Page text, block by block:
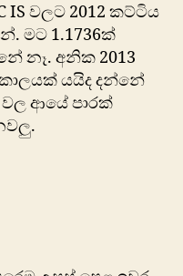
IS වලට 2012 කට්ටිය
මට 1.1736ක්
නෑ. අනික 2013
යයිද දන්නේ
වල ආයේ පාරක්